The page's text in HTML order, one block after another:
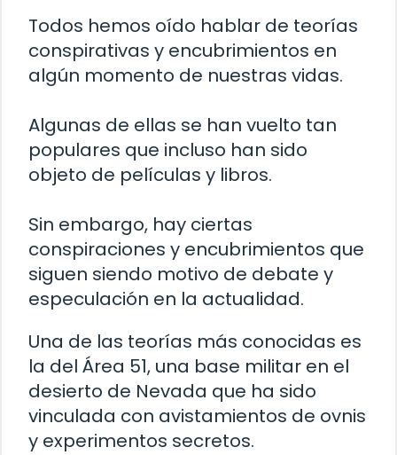
Todos hemos oído hablar de teorías
conspirativas y encubrimientos en
algún momento de nuestras vidas.
Algunas de ellas se han vuelto tan
populares que incluso han sido
objeto de películas y libros.
Sin embargo, hay ciertas
conspiraciones y encubrimientos que
siguen siendo motivo de debate y
especulación en la actualidad.
Una de las teorías más conocidas es
la del Área 51, una base militar en el
desierto de Nevada que ha sido
vinculada con avistamientos de ovnis
y experimentos secretos.